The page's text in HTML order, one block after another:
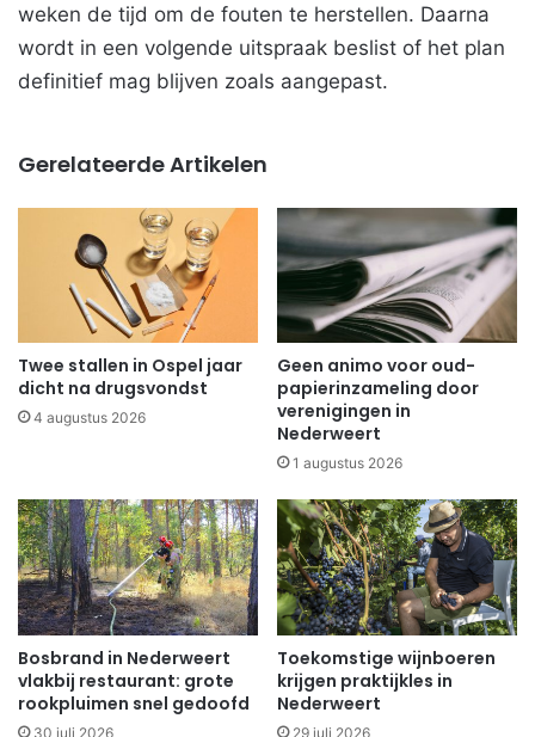
weken de tijd om de fouten te herstellen. Daarna
wordt in een volgende uitspraak beslist of het plan
definitief mag blijven zoals aangepast.
Gerelateerde Artikelen
Twee stallen in Ospel jaar
dicht na drugsvondst
4 augustus 2026
Geen animo voor oud-
papierinzameling door
verenigingen in
Nederweert
1 augustus 2026
Bosbrand in Nederweert
vlakbij restaurant: grote
rookpluimen snel gedoofd
30 juli 2026
Toekomstige wijnboeren
krijgen praktijkles in
Nederweert
29 juli 2026